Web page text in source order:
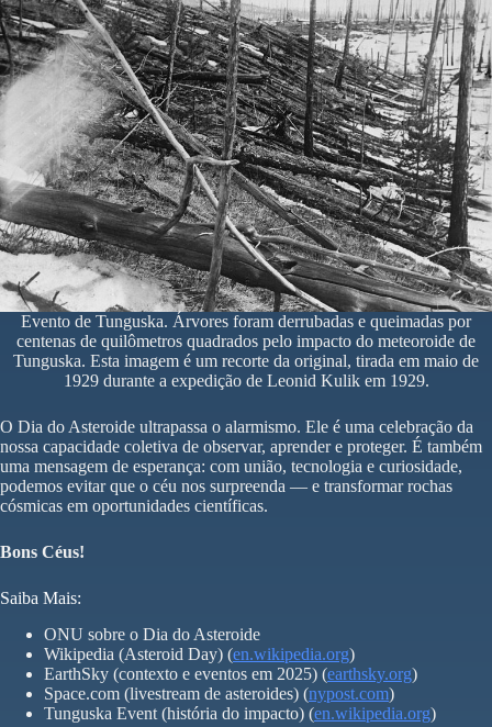
Evento de Tunguska. Árvores foram derrubadas e queimadas por
centenas de quilômetros quadrados pelo impacto do meteoroide de
Tunguska. Esta imagem é um recorte da original, tirada em maio de
1929 durante a expedição de Leonid Kulik em 1929.
O Dia do Asteroide ultrapassa o alarmismo. Ele é uma celebração da
nossa capacidade coletiva de observar, aprender e proteger. É também
uma mensagem de esperança: com união, tecnologia e curiosidade,
podemos evitar que o céu nos surpreenda — e transformar rochas
cósmicas em oportunidades científicas.
Bons Céus!
Saiba Mais:
ONU sobre o Dia do Asteroide
Wikipedia (Asteroid Day) (en.wikipedia.org)
EarthSky (contexto e eventos em 2025) (earthsky.org)
Space.com (livestream de asteroides) (nypost.com)
Tunguska Event (história do impacto) (en.wikipedia.org)